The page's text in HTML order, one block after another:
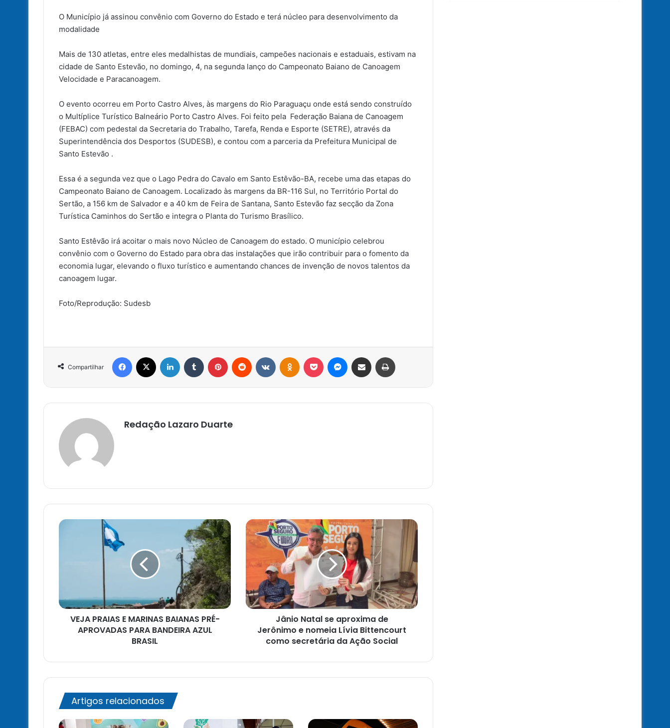
O Município já assinou convênio com Governo do Estado e terá núcleo para desenvolvimento da
modalidade
Mais de 130 atletas, entre eles medalhistas de mundiais, campeões nacionais e estaduais, estivam na
cidade de Santo Estevão, no domingo, 4, na segunda lanço do Campeonato Baiano de Canoagem
Velocidade e Paracanoagem.
O evento ocorreu em Porto Castro Alves, às margens do Rio Paraguaçu onde está sendo construído
o Multíplice Turístico Balneário Porto Castro Alves. Foi feito pela Federação Baiana de Canoagem
(FEBAC) com pedestal da Secretaria do Trabalho, Tarefa, Renda e Esporte (SETRE), através da
Superintendência dos Desportos (SUDESB), e contou com a parceria da Prefeitura Municipal de
Santo Estevão .
Essa é a segunda vez que o Lago Pedra do Cavalo em Santo Estêvão-BA, recebe uma das etapas do
Campeonato Baiano de Canoagem. Localizado às margens da BR-116 Sul, no Território Portal do
Sertão, a 156 km de Salvador e a 40 km de Feira de Santana, Santo Estevão faz secção da Zona
Turística Caminhos do Sertão e integra o Planta do Turismo Brasílico.
Santo Estêvão irá acoitar o mais novo Núcleo de Canoagem do estado. O município celebrou
convênio com o Governo do Estado para obra das instalações que irão contribuir para o fomento da
economia lugar, elevando o fluxo turístico e aumentando chances de invenção de novos talentos da
canoagem lugar.
Foto/Reprodução: Sudesb
Compartilhar
Facebook Linkedin Tumblr Pinterest Reddit Pocket Messenger
Compartilhar via e-mail
Redação Lazaro Duarte
VEJA
BANDEIRA
AZUL
BRASIL
VEJA PRAIAS E MARINAS BAIANAS PRÉ-
APROVADAS PARA BANDEIRA AZUL
BRASIL
Jânio
Natal
de
Jerônimo
e
nomeia
Lívia
Bittencourt
como
secretária
Jânio Natal se aproxima de
Jerônimo e nomeia Lívia Bittencourt
como secretária da Ação Social
Artigos relacionados